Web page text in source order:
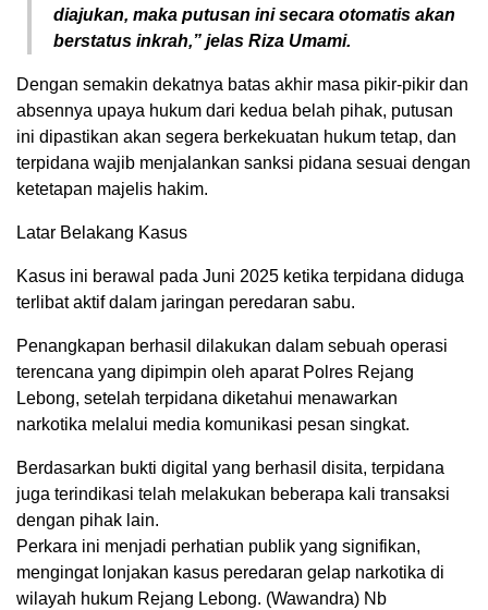
diajukan, maka putusan ini secara otomatis akan
berstatus inkrah,” jelas Riza Umami.
Dengan semakin dekatnya batas akhir masa pikir-pikir dan
absennya upaya hukum dari kedua belah pihak, putusan
ini dipastikan akan segera berkekuatan hukum tetap, dan
terpidana wajib menjalankan sanksi pidana sesuai dengan
ketetapan majelis hakim.
Latar Belakang Kasus
Kasus ini berawal pada Juni 2025 ketika terpidana diduga
terlibat aktif dalam jaringan peredaran sabu.
Penangkapan berhasil dilakukan dalam sebuah operasi
terencana yang dipimpin oleh aparat Polres Rejang
Lebong, setelah terpidana diketahui menawarkan
narkotika melalui media komunikasi pesan singkat.
Berdasarkan bukti digital yang berhasil disita, terpidana
juga terindikasi telah melakukan beberapa kali transaksi
dengan pihak lain.
Perkara ini menjadi perhatian publik yang signifikan,
mengingat lonjakan kasus peredaran gelap narkotika di
wilayah hukum Rejang Lebong. (Wawandra) Nb